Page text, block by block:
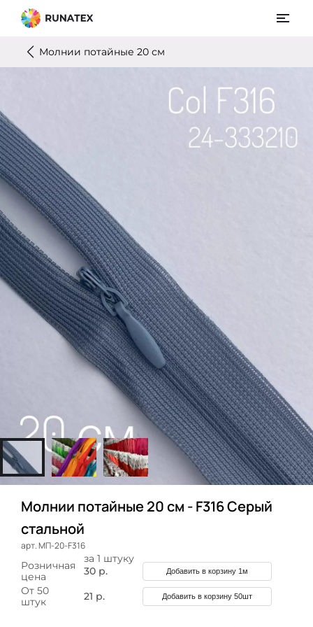
Молнии потайные 20 см
Молнии потайные 20 см - F316 Серый
стальной
арт. МП-20-F316
за 1 штуку
Розничная
цена
30 р. Добавить в корзину 1м
От 50
штук
21 р. Добавить в корзину 50шт